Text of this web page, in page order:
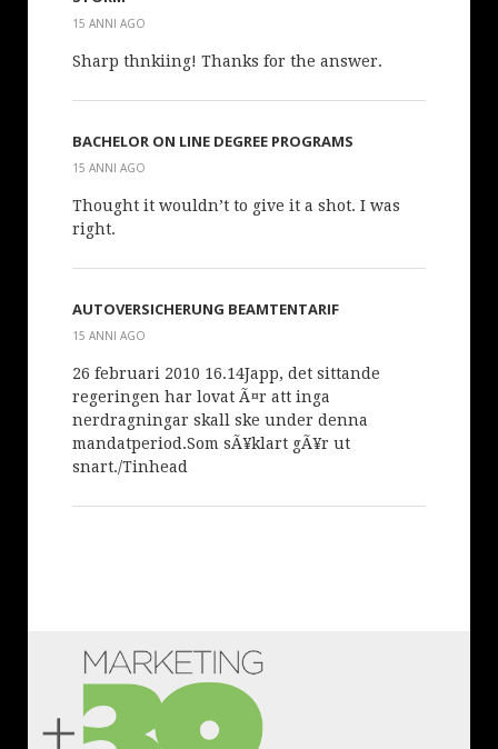
15 ANNI AGO
Sharp thnkiing! Thanks for the answer.
BACHELOR ON LINE DEGREE PROGRAMS
15 ANNI AGO
Thought it wouldn’t to give it a shot. I was
right.
AUTOVERSICHERUNG BEAMTENTARIF
15 ANNI AGO
26 februari 2010 16.14Japp, det sittande
regeringen har lovat Ã¤r att inga
nerdragningar skall ske under denna
mandatperiod.Som sÃ¥klart gÃ¥r ut
snart./Tinhead